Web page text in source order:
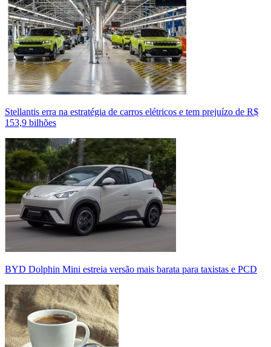
Stellantis erra na estratégia de carros elétricos e tem prejuízo de R$
153,9 bilhões
BYD Dolphin Mini estreia versão mais barata para taxistas e PCD